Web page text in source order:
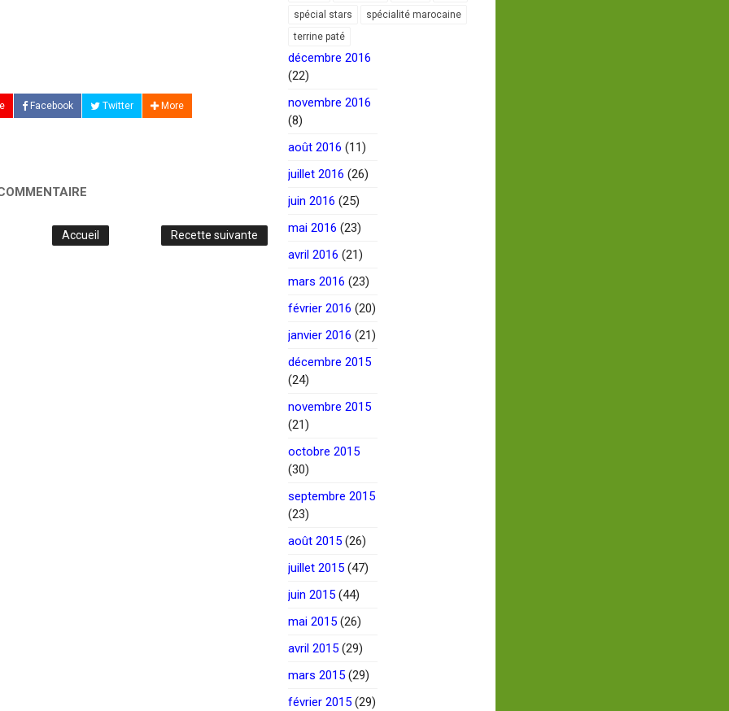
Facebook Twitter More
Recette suivante
Accueil
spécial stars
spécialité marocaine
terrine paté
décembre 2016
(22)
novembre 2016
(8)
août 2016 (11)
juillet 2016 (26)
juin 2016 (25)
mai 2016 (23)
avril 2016 (21)
mars 2016 (23)
février 2016 (20)
janvier 2016 (21)
décembre 2015
(24)
novembre 2015
(21)
octobre 2015
(30)
septembre 2015
(23)
août 2015 (26)
juillet 2015 (47)
juin 2015 (44)
mai 2015 (26)
avril 2015 (29)
mars 2015 (29)
février 2015 (29)